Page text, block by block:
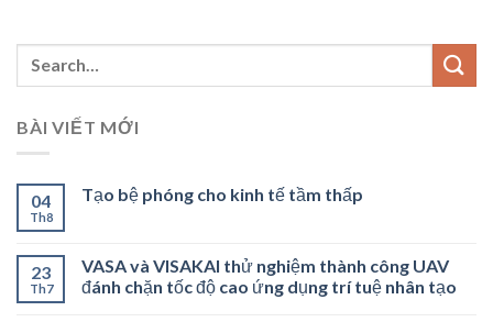
BÀI VIẾT MỚI
04
Th8
Tạo bệ phóng cho kinh tế tầm thấp
23
Th7
VASA và VISAKAI thử nghiệm thành công UAV
đánh chặn tốc độ cao ứng dụng trí tuệ nhân tạo